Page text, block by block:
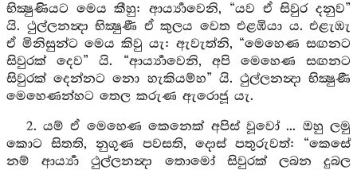
භික්‍ෂුණියට මෙය කීහු: ආර්‍ය්‍යාවෙනි, “යව ඒ සිවුර දනුව”
යි. ථුල්ලනන්‍දා භික්‍ෂුණී ඒ කුලය වෙත එළඹියා ය. එළැඹැ
ඒ මිනිසුන්ට මෙය කිවු යැ: ඇවැත්නි, “මෙහෙණ සඟනට
සිවුරක් දෙව” යි. “ආර්‍ය්‍යාවෙනි, අපි මෙහෙණ සඟනට
සිවුරක් දෙන්නට නො හැකියම්හ” යි. ථුල්ලනන්‍දා භික්‍ෂුණී
මෙහෙණන්හට තෙල කරුණ ඇරොජූ යැ.
2. යම් ඒ මෙහෙණ කෙනෙක් අපිස් වූවෝ ... ඔහු ලමු
කොට සිතති, නුගුණ පවසති, දොස් පතුරුවත්: “කෙසේ
නම් ආර්‍ය්‍යා ථුල්ලනන්‍දා තොමෝ සිවුරක් ලබන දුබල